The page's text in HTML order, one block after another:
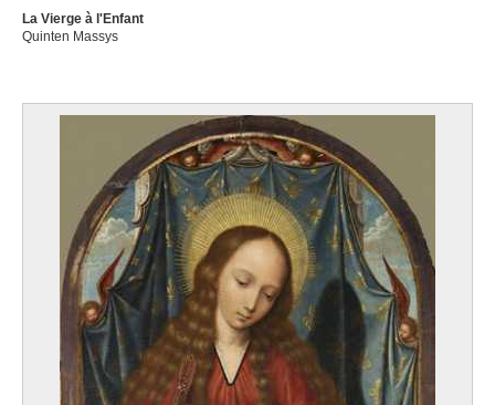
La Vierge à l'Enfant
Quinten Massys